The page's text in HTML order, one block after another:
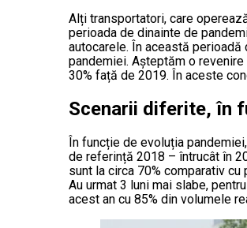
Alți transportatori, care
perioada de dinainte de
autocarele. În această
pandemiei. Așteptăm o
30% față de 2019. În aceste
Scenarii diferite, în
În funcție de evoluția
de referință 2018 – întrucât în
sunt la circa 70% comparativ
Au urmat 3 luni mai slabe,
acest an cu 85% din volumele